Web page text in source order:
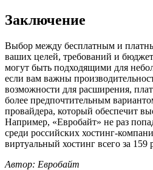
Заключение
Выбор между бесплатным и
ваших целей, требований и
могут быть подходящими для
если вам важны
возможности для расширения,
более предпочтительным
провайдера, который обеспечит
Например, «Евробайт» не раз
среди российских хостинг-
виртуальный хостинг всего за 159
Автор: Евробайт